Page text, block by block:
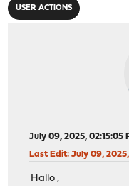
USER ACTIONS
July 09, 2025, 02:15:05
Last Edit: July 09,
Hallo ,